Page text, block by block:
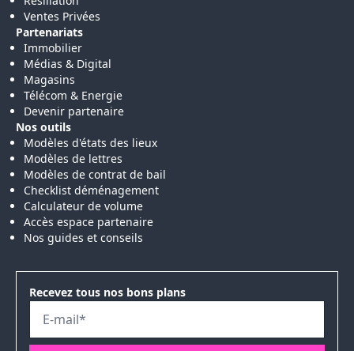
Ventes Privées
Partenariats
Immobilier
Médias & Digital
Magasins
Télécom & Energie
Devenir partenaire
Nos outils
Modèles d'états des lieux
Modèles de lettres
Modèles de contrat de bail
Checklist déménagement
Calculateur de volume
Accès espace partenaire
Nos guides et conseils
Recevez tous nos bons plans